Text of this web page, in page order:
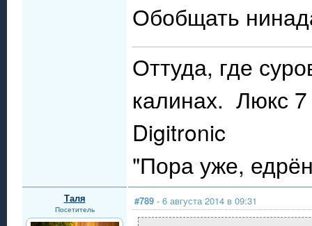
Обобщать
Оттуда, где
калинах. Люкс
Digitronic
"Пора уже,
Таля
Посетитель
#789 - 6 августа 2014 в 09:31